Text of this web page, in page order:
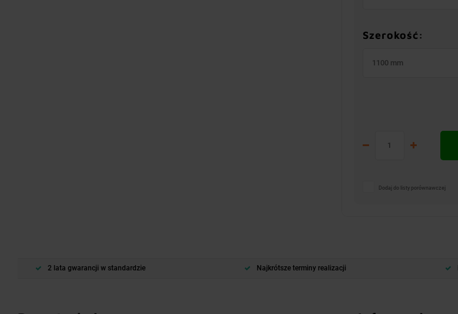
Szerokość:
1100 mm
Dodaj do listy porównawczej
2 lata gwarancji w standardzie Najkrótsze terminy realizacji